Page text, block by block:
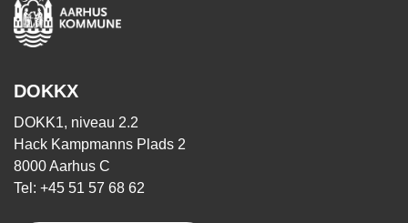
DOKKX
DOKK1, niveau 2.2
Hack Kampmanns Plads 2
8000 Aarhus C
Tel: +45 51 57 68 62